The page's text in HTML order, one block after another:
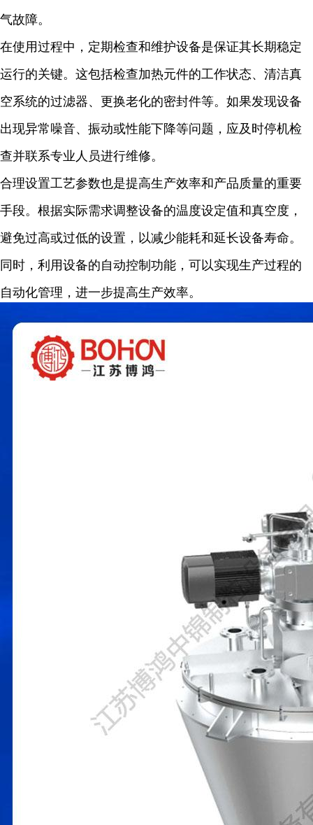
气故障。
在使用过程中，定期检查和维护设备是保证其长期稳定
运行的关键。这包括检查加热元件的工作状态、清洁真
空系统的过滤器、更换老化的密封件等。如果发现设备
出现异常噪音、振动或性能下降等问题，应及时停机检
查并联系专业人员进行维修。
合理设置工艺参数也是提高生产效率和产品质量的重要
手段。根据实际需求调整设备的温度设定值和真空度，
避免过高或过低的设置，以减少能耗和延长设备寿命。
同时，利用设备的自动控制功能，可以实现生产过程的
自动化管理，进一步提高生产效率。